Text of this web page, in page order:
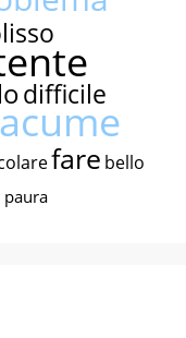
difficile
acume
fare bello
paura